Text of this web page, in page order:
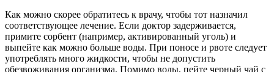
Как можно скорее обратитесь к врачу, чтобы тот назначил
соответствующее лечение. Если доктор задерживается,
примите сорбент (например, активированный уголь) и
выпейте как можно больше воды. При поносе и рвоте следует
употреблять много жидкости, чтобы не допустить
обезвоживания организма. Помимо воды, пейте черный чай с